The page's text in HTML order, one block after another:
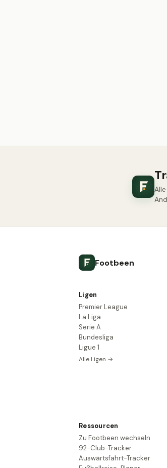
Footbeen
Ligen
Premier League
La Liga
Serie A
Bundesliga
Ligue 1
Alle Ligen →
Ressourcen
Zu Footbeen wechseln
92-Club-Tracker
Auswärtsfahrt-Tracker